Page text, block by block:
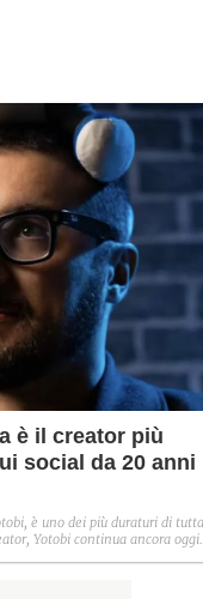
è il creator più
social da 20 anni
è uno dei più duraturi di tutta
Yotobi continua ancora oggi